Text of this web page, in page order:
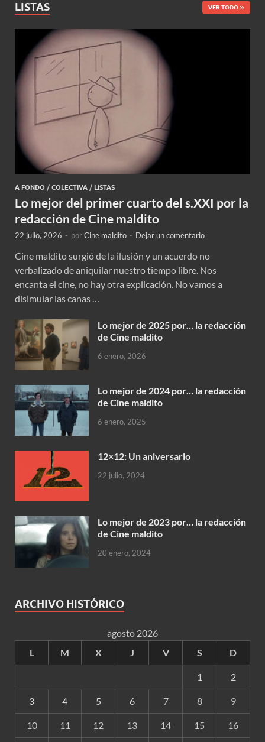
LISTAS VER TODO
A FONDO / COLECTIVA / LISTAS
Lo mejor del primer cuarto del s.XXI por la
redacción de Cine maldito
22 julio, 2026 - porCine maldito - Dejar un comentario
Cine maldito surgió de la ilusión y un acuerdo no
verbalizado de aniquilar nuestro tiempo libre. Nos
encanta el cine, no hay otra explicación. No vamos a
disimular las canas …
Lo mejor de 2025 por… la redacción
de Cine maldito
6 enero, 2026
Lo mejor de 2024 por… la redacción
de Cine maldito
6 enero, 2025
12×12: Un aniversario
22 julio, 2024
Lo mejor de 2023 por… la redacción
de Cine maldito
20 enero, 2024
ARCHIVO HISTÓRICO
agosto 2026
L
M X J V S D
1 2
3 4 5 6 7 8 9
10 11 12 13 14 15 16